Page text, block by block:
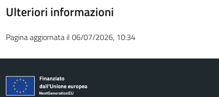
Ulteriori informazioni
Pagina aggiornata il 06/07/2026, 10:34